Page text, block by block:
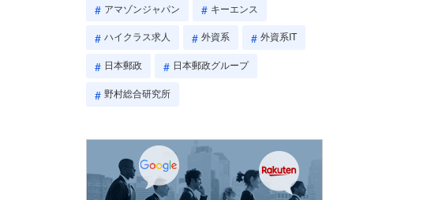
アマゾンジャパン キーエンス
ハイクラス求人 外資系 外資系IT
日本郵政 日本郵政グループ
野村総合研究所